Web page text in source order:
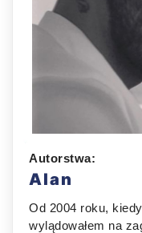
Autorstwa:
Alan
Od 2004 roku,
wylądowałem na